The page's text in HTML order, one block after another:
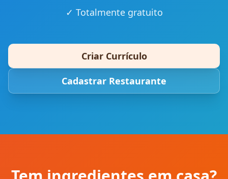
✓ Totalmente gratuito
Criar Currículo
Cadastrar Restaurante